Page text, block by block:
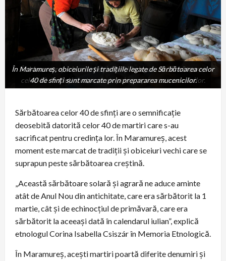
În Maramureș, obiceiurile și tradițiile legate de Sărbătoarea
celor 40 de sfinți sunt marcate prin prepararea mucenicilor.
În Maramureș, obiceiurile și tradițiile legate de Sărbătoarea celor
40 de sfinți sunt marcate prin prepararea mucenicilor.
Sărbătoarea celor 40 de sfinți are o semnificație
deosebită datorită celor 40 de martiri care s-au
sacrificat pentru credința lor. În Maramureș, acest
moment este marcat de tradiții și obiceiuri vechi care se
suprapun peste sărbătoarea creștină.
„Această sărbătoare solară și agrară ne aduce aminte
atât de Anul Nou din antichitate, care era sărbătorit la 1
martie, cât și de echinocțiul de primăvară, care era
sărbătorit la aceeași dată în calendarul iulian”, explică
etnologul Corina Isabella Csiszár în Memoria Etnologică.
În Maramureș, acești martiri poartă diferite denumiri și